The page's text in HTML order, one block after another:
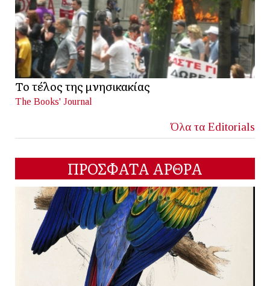
Το τέλος της μνησικακίας
The Books' Journal
Όλα τα Editorials
ΠΡΟΣΦΑΤΑ ΑΡΘΡΑ